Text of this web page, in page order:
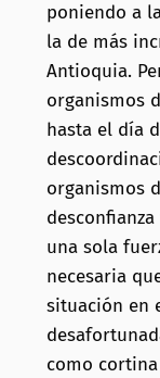
poniendo a
la de más
Antioquia.
organismos
hasta el día
organismos
una sola
necesaria
situación en
como